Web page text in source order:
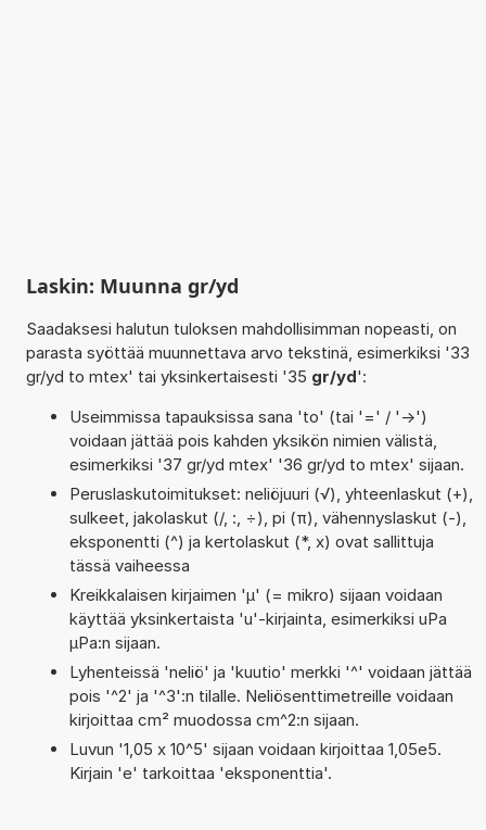
Laskin: Muunna gr/yd
Saadaksesi halutun tuloksen mahdollisimman nopeasti, on
parasta syöttää muunnettava arvo tekstinä, esimerkiksi '33
gr/yd to mtex' tai yksinkertaisesti '35 gr/yd':
Useimmissa tapauksissa sana 'to' (tai '=' / '->')
voidaan jättää pois kahden yksikön nimien välistä,
esimerkiksi '37 gr/yd mtex' '36 gr/yd to mtex' sijaan.
Peruslaskutoimitukset: neliöjuuri (√), yhteenlaskut (+),
sulkeet, jakolaskut (/, :, ÷), pi (π), vähennyslaskut (-),
eksponentti (^) ja kertolaskut (*, x) ovat sallittuja
tässä vaiheessa
Kreikkalaisen kirjaimen 'µ' (= mikro) sijaan voidaan
käyttää yksinkertaista 'u'-kirjainta, esimerkiksi uPa
µPa:n sijaan.
Lyhenteissä 'neliö' ja 'kuutio' merkki '^' voidaan jättää
pois '^2' ja '^3':n tilalle. Neliösenttimetreille voidaan
kirjoittaa cm² muodossa cm^2:n sijaan.
Luvun '1,05 x 10^5' sijaan voidaan kirjoittaa 1,05e5.
Kirjain 'e' tarkoittaa 'eksponenttia'.